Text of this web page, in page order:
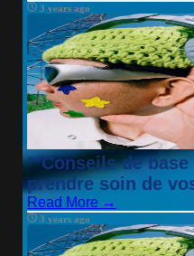
3 years ago
**Conseils de base
prendre soin de
Read More →
3 years ago